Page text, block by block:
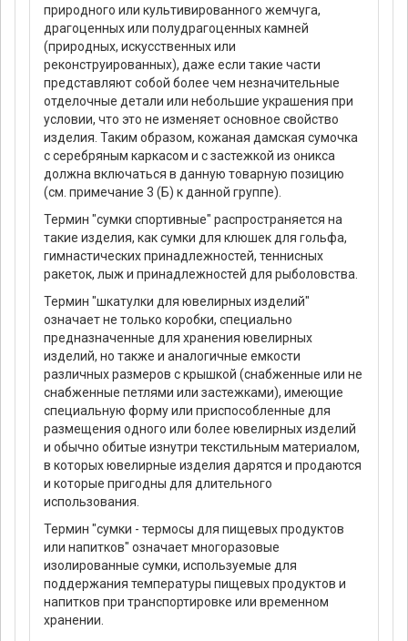
природного или культивированного жемчуга,
драгоценных или полудрагоценных камней
(природных, искусственных или
реконструированных), даже если такие части
представляют собой более чем незначительные
отделочные детали или небольшие украшения при
условии, что это не изменяет основное свойство
изделия. Таким образом, кожаная дамская сумочка
с серебряным каркасом и с застежкой из оникса
должна включаться в данную товарную позицию
(см. примечание 3 (Б) к данной группе).
Термин "сумки спортивные" распространяется на
такие изделия, как сумки для клюшек для гольфа,
гимнастических принадлежностей, теннисных
ракеток, лыж и принадлежностей для рыболовства.
Термин "шкатулки для ювелирных изделий"
означает не только коробки, специально
предназначенные для хранения ювелирных
изделий, но также и аналогичные емкости
различных размеров с крышкой (снабженные или не
снабженные петлями или застежками), имеющие
специальную форму или приспособленные для
размещения одного или более ювелирных изделий
и обычно обитые изнутри текстильным материалом,
в которых ювелирные изделия дарятся и продаются
и которые пригодны для длительного
использования.
Термин "сумки - термосы для пищевых продуктов
или напитков" означает многоразовые
изолированные сумки, используемые для
поддержания температуры пищевых продуктов и
напитков при транспортировке или временном
хранении.